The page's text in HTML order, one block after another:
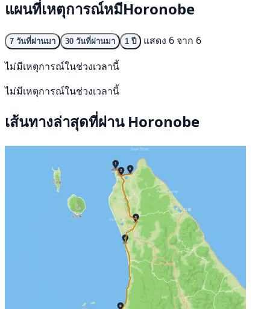
แผนที่เหตุการณ์หมีHoronobe
7 วันที่ผ่านมา 30 วันที่ผ่านมา 1 ปี
แสดง 6 จาก 6
ไม่มีเหตุการณ์ในช่วงเวลานี้
ไม่มีเหตุการณ์ในช่วงเวลานี้
เส้นทางล่าสุดที่ผ่าน Horonobe